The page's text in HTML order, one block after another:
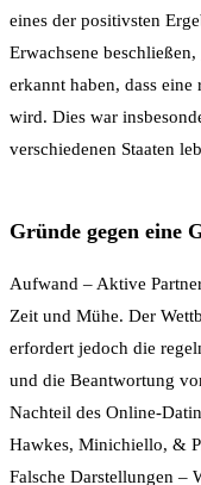
eines der positivsten
Erwachsene
erkannt haben, dass
wird. Dies war
verschiedenen Staaten
Gründe gegen eine
Aufwand – Aktive
Zeit und Mühe. Der
erfordert jedoch die
und die Beantwortung
Nachteil des Online-
Hawkes, Minichiello, &
Falsche Darstellungen –